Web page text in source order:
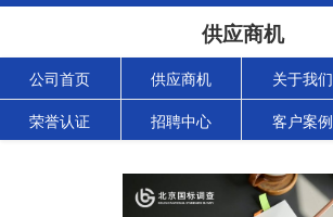
供应商机
公司首页 供应商机 关于我们
荣誉认证 招聘中心 客户案例